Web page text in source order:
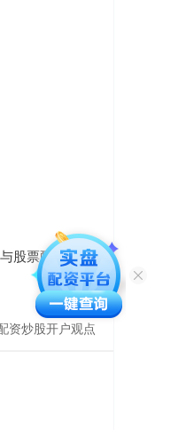
股票配债时应
资炒股开户观点